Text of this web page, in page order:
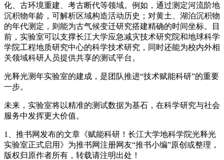
化、古环境重建、考古断代等领域。例如，通过测定河流阶地
沉积物年龄，可解析区域构造活动历史；对黄土、湖泊沉积物
的年代测定，则能为古气候变迁研究搭建精确的时间坐标。目
前，实验室可以支撑长江大学应急减灾技术研究院和地球科学
学院工程地质研究中心的科学技术研究，同时还能为校内外相
关领域科研人员提供共享的测试平台。
光释光测年实验室的建成，是团队推进“技术赋能科研”的重要
一步。
未来，实验室将以精准的测试数据为基石，在科学研究与社会
服务中发挥更大价值。
1、推书网发布的文章《赋能科研！长江大学地科学院光释光
实验室正式启用》为推书网注册网友“推书小编”原创或整理，
版权归原作者所有，转载请注明出处！